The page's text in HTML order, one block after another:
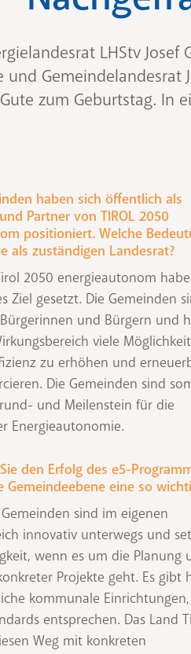
LHStv
und
zum Geburtstag. In
haben sich öffentlich als
Partner von TIROL 2050
positioniert. Welche
als zuständigen Landesrat?
2050 energieautonom
Ziel gesetzt. Die Gemeinden
und Bürgern und
viele
zu erhöhen und
Die Gemeinden sind
und Meilenstein für die
Energieautonomie.
den Erfolg des e5-
Gemeindeebene eine so
sind im eigenen
innovativ unterwegs und
wenn es um die Planung
Projekte geht. Es gibt
kommunale
entsprechen. Das Land
Weg mit konkreten